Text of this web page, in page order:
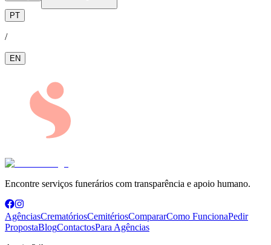
PT
/
EN
Encontre serviços funerários com transparência e apoio humano.
AgênciasCrematóriosCemitériosCompararComo FuncionaPedir
PropostaBlogContactosPara Agências